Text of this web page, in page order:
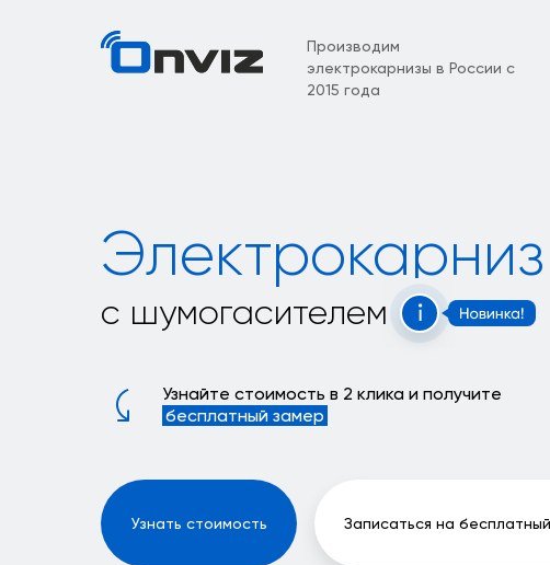
Узнайте стоимость в 2 клика и получите
бесплатный замер
Электрокарниз
Узнать стоимость Записаться на
Производим
электрокарнизы в России с
2015 года
с шумогасителем